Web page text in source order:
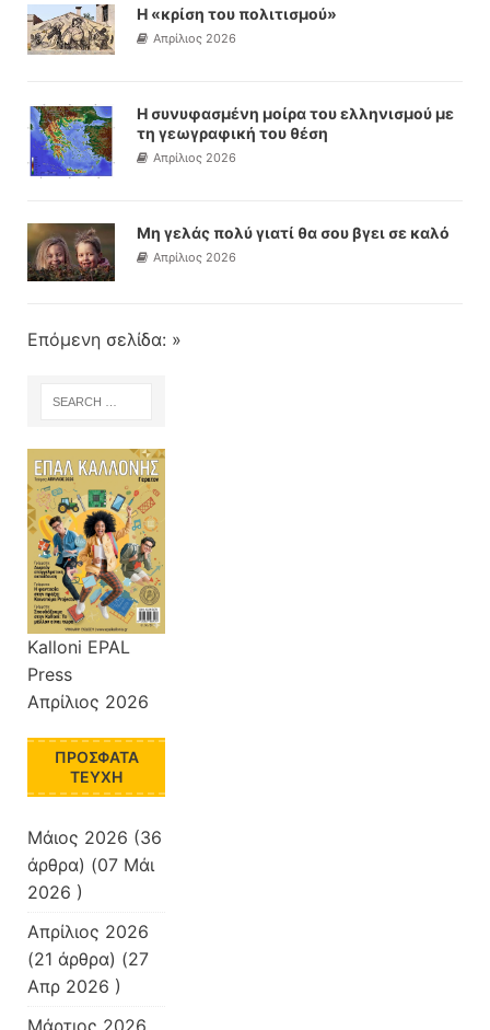
Η «κρίση του πολιτισμού»
Απρίλιος 2026
Η συνυφασμένη μοίρα του ελληνισμού με
τη γεωγραφική του θέση
Απρίλιος 2026
Μη γελάς πολύ γιατί θα σου βγει σε καλό
Απρίλιος 2026
Επόμενη σελίδα: »
Kalloni EPAL
Press
Απρίλιος 2026
ΠΡΌΣΦΑΤΑ
ΤΕΎΧΗ
Μάιος 2026 (36
άρθρα) (07 Μάι
2026 )
Απρίλιος 2026
(21 άρθρα) (27
Απρ 2026 )
Μάρτιος 2026